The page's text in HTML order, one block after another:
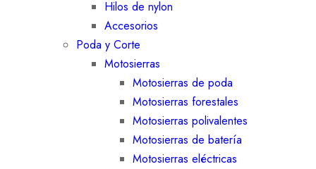
Hilos de nylon
Accesorios
Poda y Corte
Motosierras
Motosierras de poda
Motosierras forestales
Motosierras polivalentes
Motosierras de batería
Motosierras eléctricas